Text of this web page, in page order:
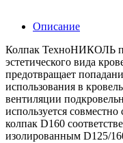
Описание
Колпак ТехноНИКОЛЬ
эстетического вида
предотвращает
использования в
вентиляции
используется
колпак D160
изолированным D125/